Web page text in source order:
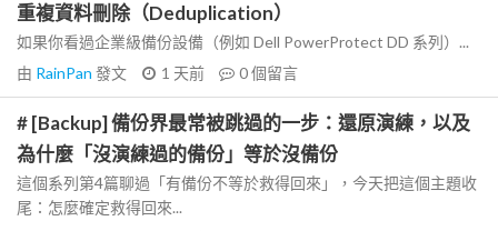
重複資料刪除（Deduplication）
如果你看過企業級備份設備（例如 Dell PowerProtect DD 系列）...
由 RainPan 發文 1 天前 0個留言
# [Backup] 備份界最常被跳過的一步：還原演練，以及
為什麼「沒演練過的備份」等於沒備份
這個系列第4篇聊過「有備份不等於救得回來」，今天把這個主題收
尾：怎麼確定救得回來...